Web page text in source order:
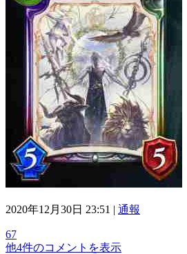
2020年12月30日 23:51 | 通報
67
他4件のコメントを表示